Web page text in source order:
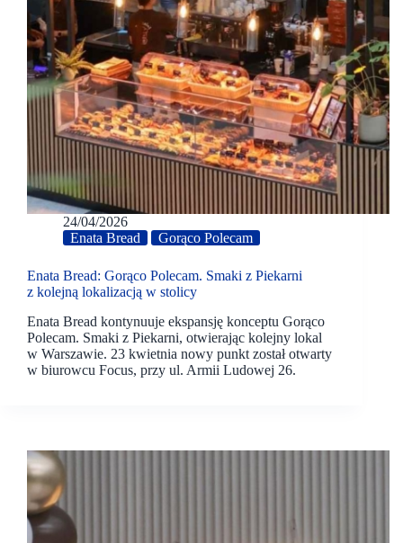
24/04/2026
Enata Bread
Gorąco Polecam
Enata Bread: Gorąco Polecam. Smaki z Piekarni
z kolejną lokalizacją w stolicy
Enata Bread kontynuuje ekspansję konceptu Gorąco
Polecam. Smaki z Piekarni, otwierając kolejny lokal
w Warszawie. 23 kwietnia nowy punkt został otwarty
w biurowcu Focus, przy ul. Armii Ludowej 26.